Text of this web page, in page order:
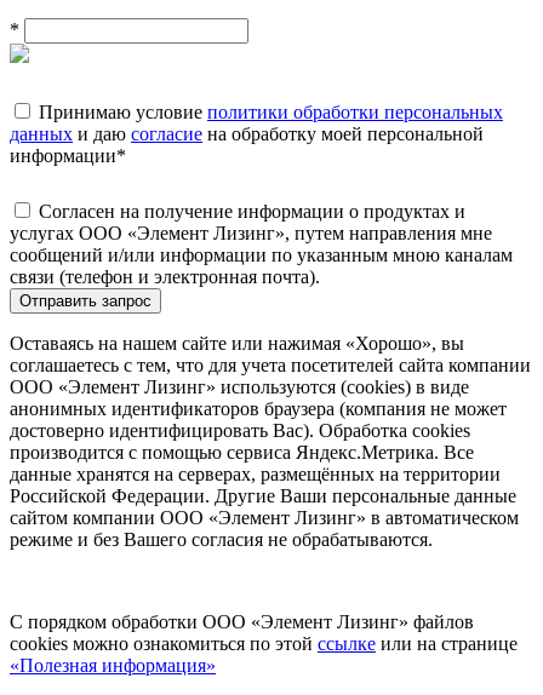
*
Принимаю условие политики обработки персональных
данных и даю согласие на обработку моей персональной
информации*
Согласен на получение информации о продуктах и
услугах ООО «Элемент Лизинг», путем направления мне
сообщений и/или информации по указанным мною каналам
связи (телефон и электронная почта).
Отправить запрос
Оставаясь на нашем сайте или нажимая «Хорошо», вы
соглашаетесь с тем, что для учета посетителей сайта компании
ООО «Элемент Лизинг» используются (cookies) в виде
анонимных идентификаторов браузера (компания не может
достоверно идентифицировать Вас). Обработка cookies
производится с помощью сервиса Яндекс.Метрика. Все
данные хранятся на серверах, размещённых на территории
Российской Федерации. Другие Ваши персональные данные
сайтом компании ООО «Элемент Лизинг» в автоматическом
режиме и без Вашего согласия не обрабатываются.
С порядком обработки ООО «Элемент Лизинг» файлов
cookies можно ознакомиться по этой ссылке или на странице
«Полезная информация»